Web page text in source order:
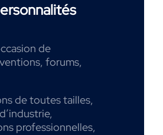
de
forums,
de toutes tailles,
professionnelles,